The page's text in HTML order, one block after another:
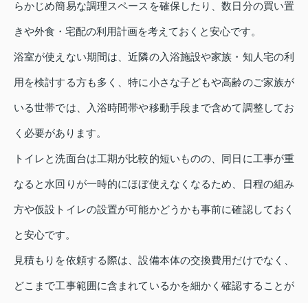
らかじめ簡易な調理スペースを確保したり、数日分の買い置
きや外食・宅配の利用計画を考えておくと安心です。
浴室が使えない期間は、近隣の入浴施設や家族・知人宅の利
用を検討する方も多く、特に小さな子どもや高齢のご家族が
いる世帯では、入浴時間帯や移動手段まで含めて調整してお
く必要があります。
トイレと洗面台は工期が比較的短いものの、同日に工事が重
なると水回りが一時的にほぼ使えなくなるため、日程の組み
方や仮設トイレの設置が可能かどうかも事前に確認しておく
と安心です。
見積もりを依頼する際は、設備本体の交換費用だけでなく、
どこまで工事範囲に含まれているかを細かく確認することが